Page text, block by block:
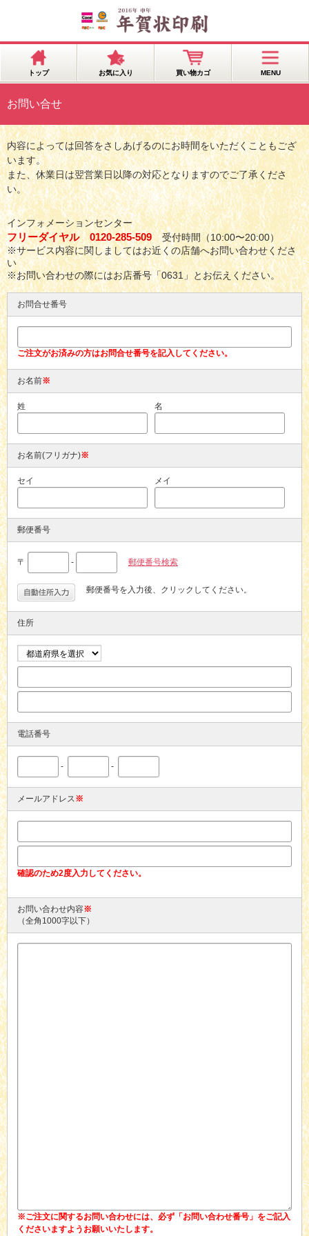
トップ お気に入り 買い物カゴ MENU
お問い合せ
内容によっては回答をさしあげるのにお時間をいただくこともござ
います。
また、休業日は翌営業日以降の対応となりますのでご了承くださ
い。
インフォメーションセンター
フリーダイヤル 0120-285-509受付時間（10:00〜20:00）
※サービス内容に関しましてはお近くの店舗へお問い合わせくださ
い
※お問い合わせの際にはお店番号「0631」とお伝えください。
お問合せ番号
ご注文がお済みの方はお問合せ番号を記入してください。
お名前※
姓 名
お名前(フリガナ)※
セイ メイ
郵便番号
〒 - 郵便番号検索
郵便番号を入力後、クリックしてください。
住所
電話番号
- -
メールアドレス※
確認のため2度入力してください。
お問い合わせ内容※
（全角1000字以下）
※ご注文に関するお問い合わせには、必ず「お問い合わせ番号」をご記入
くださいますようお願いいたします。